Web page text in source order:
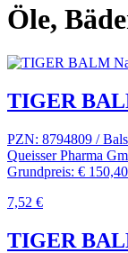
Öle,
TIGER
PZN: 8794809 /
Queisser Pharma
Grundpreis: €
7,52 €
TIGER